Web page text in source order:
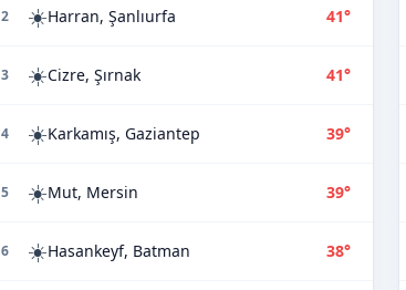
2 ☀️Harran, Şanlıurfa 41°
3 ☀️Cizre, Şırnak 41°
4 ☀️Karkamış, Gaziantep 39°
5 ☀️Mut, Mersin 39°
6 ☀️Hasankeyf, Batman 38°